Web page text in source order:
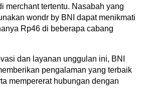
merchant tertentu. Nasabah yang
wondr by BNI dapat menikmati
Rp46 di beberapa cabang
dan layanan unggulan ini, BNI
pengalaman yang terbaik
mempererat hubungan dengan